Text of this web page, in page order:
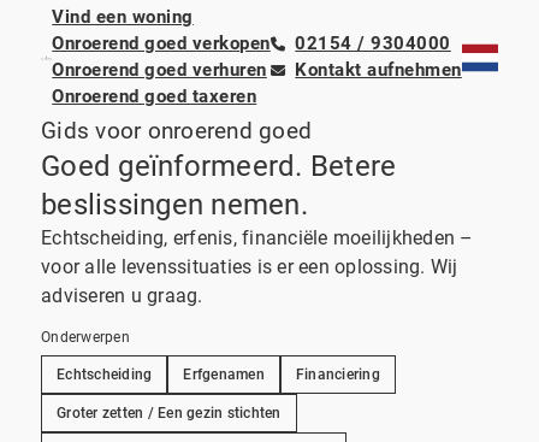
Vind een woning
Onroerend goed verkopen
Onroerend goed verhuren
Onroerend goed taxeren
02154 / 9304000
Kontakt aufnehmen
Gids voor onroerend goed
Goed geïnformeerd. Betere
beslissingen nemen.
Echtscheiding, erfenis, financiële moeilijkheden –
voor alle levenssituaties is er een oplossing. Wij
adviseren u graag.
Onderwerpen
Echtscheiding Erfgenamen Financiering
Groter zetten / Een gezin stichten